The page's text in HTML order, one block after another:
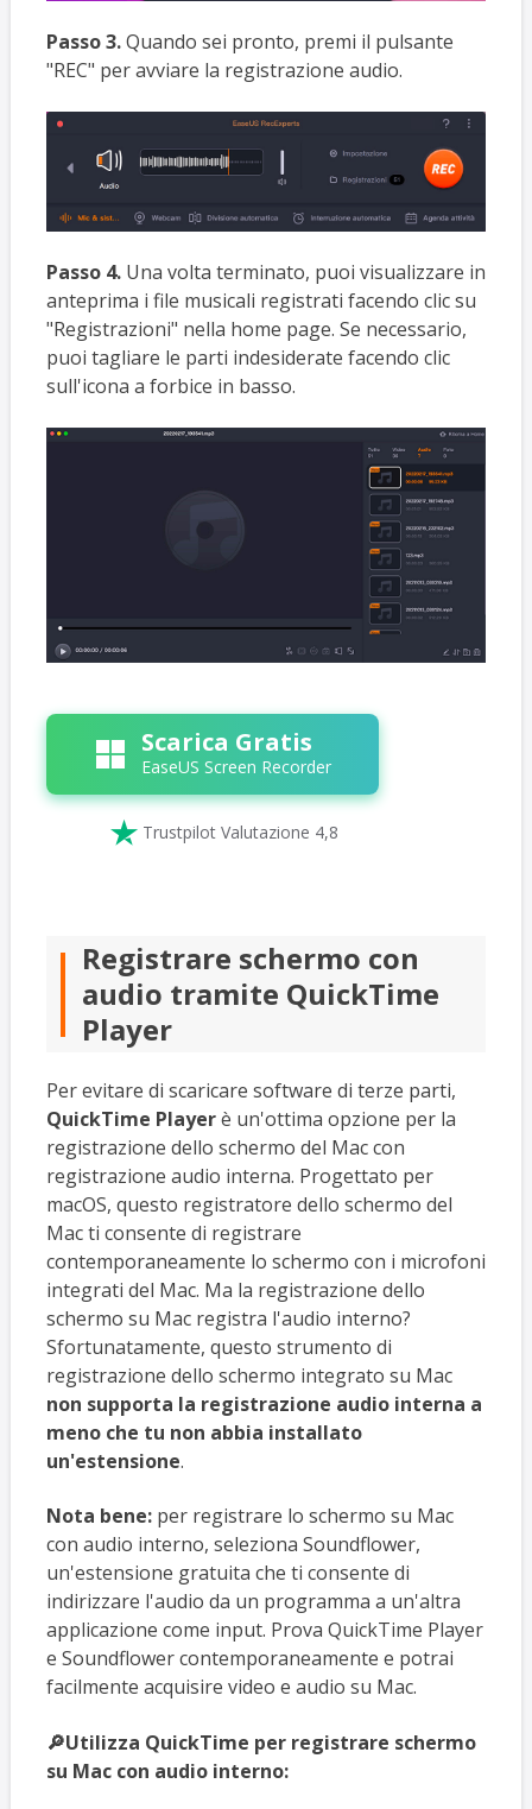
Passo 3.Quando sei pronto, premi il pulsante
"REC" per avviare la registrazione audio.
Passo 4.Una volta terminato, puoi visualizzare in
anteprima i file musicali registrati facendo clic su
"Registrazioni" nella home page. Se necessario,
puoi tagliare le parti indesiderate facendo clic
sull'icona a forbice in basso.
Scarica Gratis
EaseUS Screen Recorder
 Trustpilot Valutazione 4,8
Registrare schermo con
audio tramite QuickTime
Player
Per evitare di scaricare software di terze parti,
QuickTime Playerè un'ottima opzione per la
registrazione dello schermo del Mac con
registrazione audio interna. Progettato per
macOS, questo registratore dello schermo del
Mac ti consente di registrare
contemporaneamente lo schermo con i microfoni
integrati del Mac. Ma la registrazione dello
schermo su Mac registra l'audio interno?
Sfortunatamente, questo strumento di
registrazione dello schermo integrato su Mac
non supporta la registrazione audio interna a
meno che tu non abbia installato
un'estensione.
Nota bene:per registrare lo schermo su Mac
con audio interno, seleziona Soundflower,
un'estensione gratuita che ti consente di
indirizzare l'audio da un programma a un'altra
applicazione come input. Prova QuickTime Player
e Soundflower contemporaneamente e potrai
facilmente acquisire video e audio su Mac.
🔎Utilizza QuickTime per registrare schermo
su Mac con audio interno: